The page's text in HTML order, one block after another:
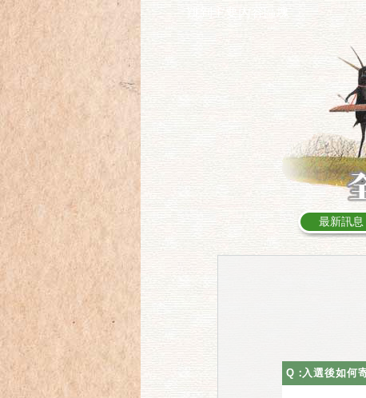
跳到主要內容區塊
::: 最新訊息
Q：入選後如何